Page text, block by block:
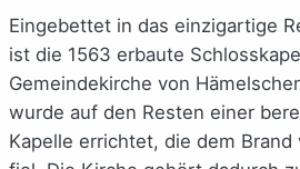
Eingebettet in das einzigartige
ist die 1563 erbaute
Gemeindekirche von
wurde auf den Resten einer
Kapelle errichtet, die dem